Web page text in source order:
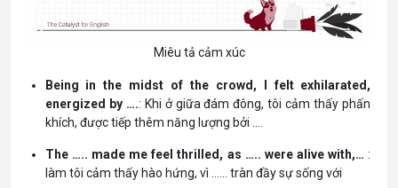
Miêu tả cảm xúc
Being in the midst of the crowd, I felt exhilarated,
energized by ….: Khi ở giữa đám đông, tôi cảm thấy phấn
khích, được tiếp thêm năng lượng bởi ….
The ….. made me feel thrilled, as ….. were alive with,… :
làm tôi cảm thấy hào hứng, vì …… tràn đầy sự sống với